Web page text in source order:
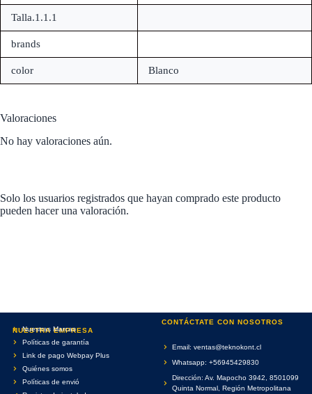
Talla.1.1.1
brands
color Blanco
Valoraciones
No hay valoraciones aún.
Solo los usuarios registrados que hayan comprado este producto
pueden hacer una valoración.
NUESTRA EMPRESA
Nuestras Marcas
Políticas de garantía
Link de pago Webpay Plus
Quiénes somos
Políticas de envió
CONTÁCTATE CON NOSOTROS
Email: ventas@teknokont.cl
Whatsapp: +56945429830
Dirección: Av. Mapocho 3942, 8501099
Quinta Normal, Región Metropolitana